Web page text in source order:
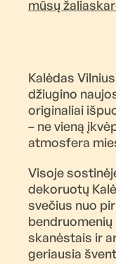
mūsų
Kalėdas
džiugino
originaliai
– ne vieną
atmosfera
Visoje
dekoruotų
svečius nuo
skanėstais ir
geriausia